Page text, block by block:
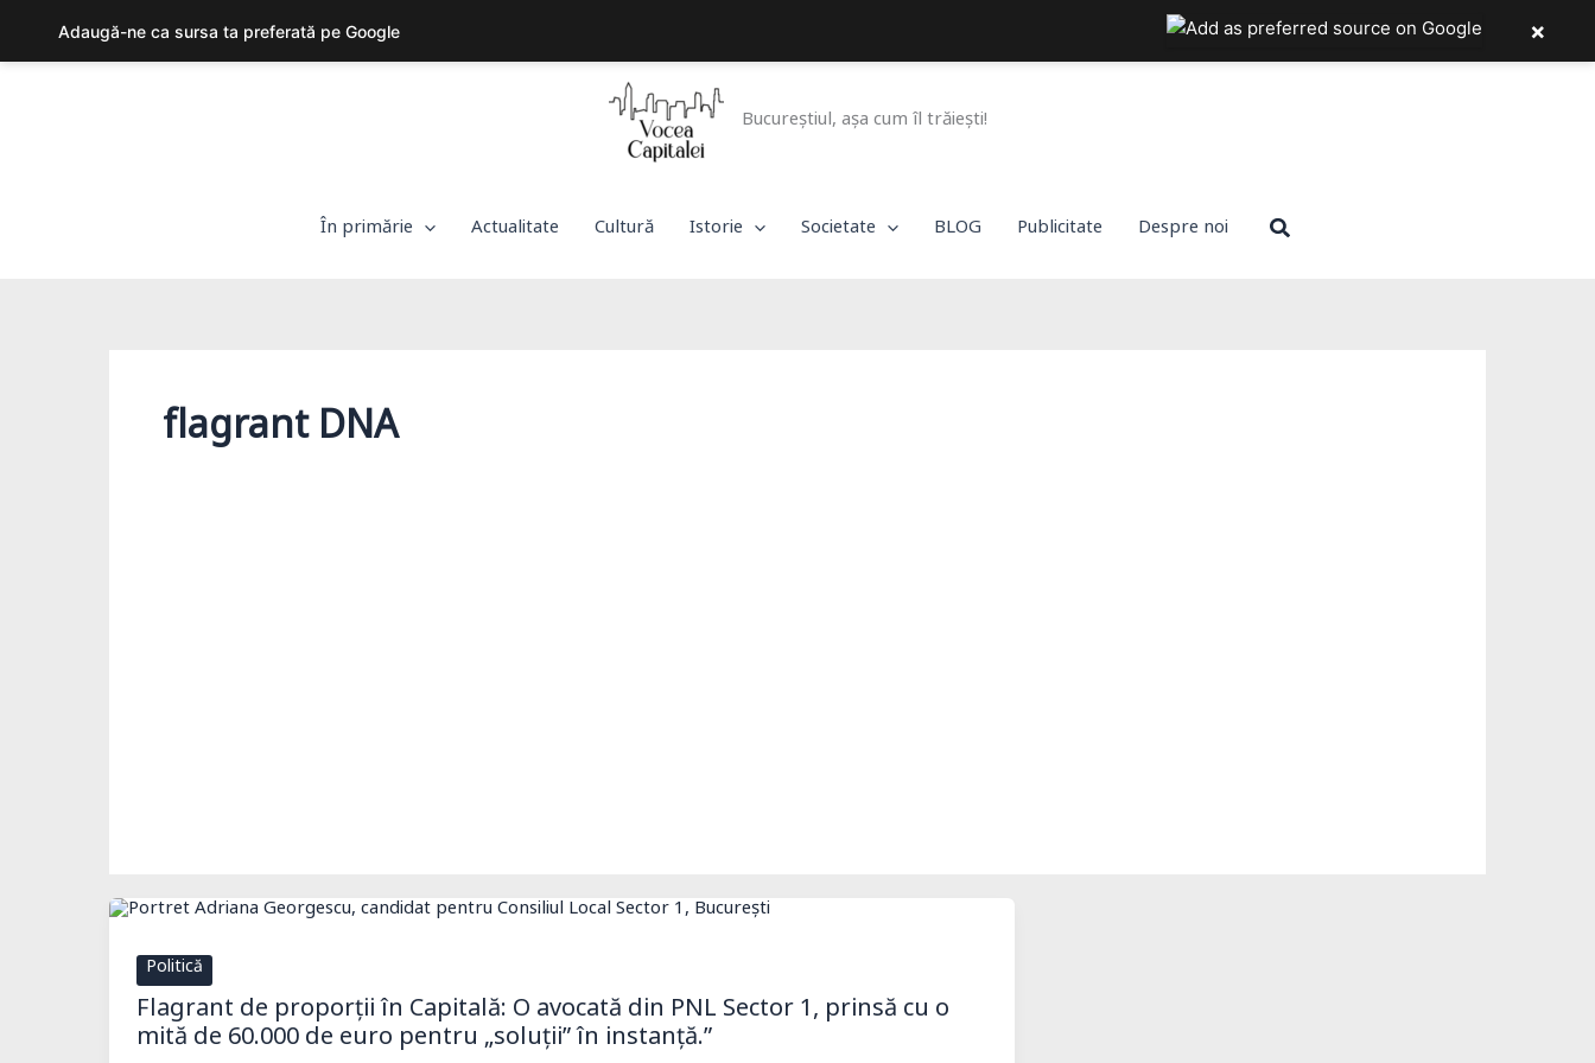
Bucureștiul, așa cum îl trăiești!
În primărie Actualitate Cultură Istorie Societate BLOG Publicitate Despre noi Search
flagrant DNA
Politică
Flagrant de proporții în Capitală: O avocată din PNL Sector 1, prinsă cu o
mită de 60.000 de euro pentru „soluții” în instanță.”
Adaugă-ne ca sursa ta preferată pe Google ×